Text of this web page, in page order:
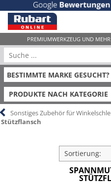
PRODUKTE NACH KATEGORIE
Sonstiges Zubehör für
Stützflansch
Sortierung: